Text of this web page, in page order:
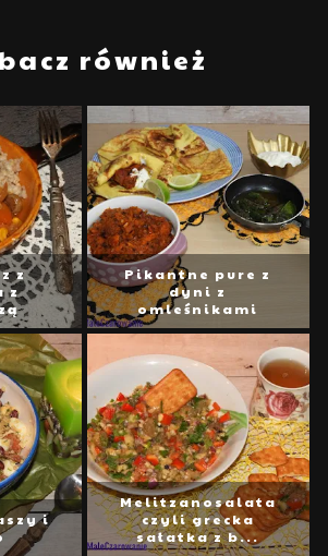
również
z
z
Pikantne pure z
dyni z
omleśnikami
i
Melitzanosalata
czyli grecka
sałatka z b...